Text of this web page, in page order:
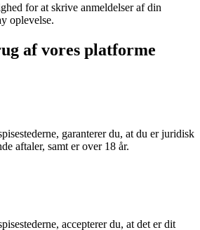
for at skrive anmeldelser af din
oplevelse.
af vores platforme
garanterer du, at du er juridisk
aftaler, samt er over 18 år.
accepterer du, at det er dit